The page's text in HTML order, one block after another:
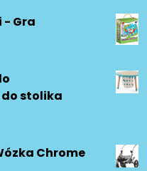
- Gra
stolika
Chrome